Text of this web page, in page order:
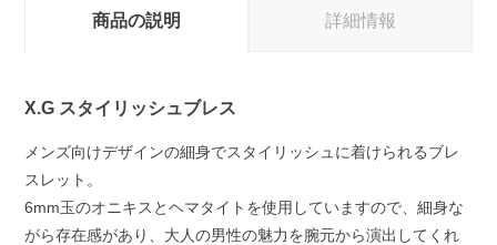
商品の説明 詳細情報
X.G スタイリッシュブレス
メンズ向けデザインの細身でスタイリッシュに着けられるブレ
スレット。
6mm玉のオニキスとヘマタイトを使用していますので、細身な
がら存在感があり、大人の男性の魅力を腕元から演出してくれ